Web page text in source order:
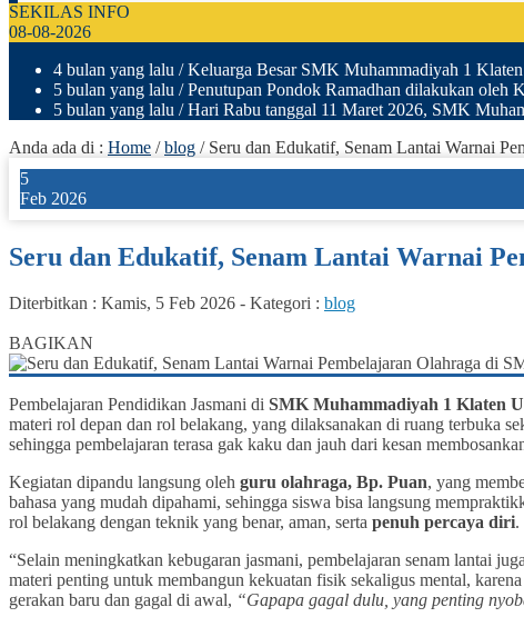
SEKILAS INFO
08-08-2026
4 bulan yang lalu / Keluarga Besar SMK Muhammadiyah 1
5 bulan yang lalu / Penutupan Pondok Ramadhan dilakukan oleh
5 bulan yang lalu / Hari Rabu tanggal 11 Maret 2026, SMK
Anda ada di : Home /blog / Seru dan Edukatif, Senam Lantai Warnai
5
Feb 2026
Seru dan Edukatif, Senam Lantai Warnai
Diterbitkan : Kamis, 5 Feb 2026 - Kategori : blog
BAGIKAN
Pembelajaran Pendidikan Jasmani di SMK Muhammadiyah 1 Klaten
materi rol depan dan rol belakang, yang dilaksanakan di ruang terbuka
sehingga pembelajaran terasa gak kaku dan jauh dari kesan
Kegiatan dipandu langsung oleh guru olahraga, Bp. Puan, yang
bahasa yang mudah dipahami, sehingga siswa bisa langsung
rol belakang dengan teknik yang benar, aman, serta penuh percaya diri.
“Selain meningkatkan kebugaran jasmani, pembelajaran senam lantai
materi penting untuk membangun kekuatan fisik sekaligus mental,
gerakan baru dan gagal di awal, “Gapapa gagal dulu, yang penting